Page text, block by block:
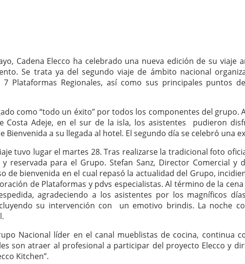
Cadena Elecco ha celebrado una nueva edición de su
Se trata ya del segundo viaje de ámbito nacional
Plataformas Regionales, así como sus principales puntos
como “todo un éxito” por todos los componentes del
Costa Adeje, en el sur de la isla, los asistentes pudieron
Bienvenida a su llegada al hotel. El segundo día se celebró una
tuvo lugar el martes 28. Tras realizarse la tradicional foto
reservada para el Grupo. Stefan Sanz, Director Comercial y
de bienvenida en el cual repasó la actualidad del Grupo,
de Plataformas y pdvs especialistas. Al término de la
agradeciendo a los asistentes por los magníficos
su intervención con un emotivo brindis. La noche
Nacional líder en el canal mueblistas de cocina, continua
son atraer al profesional a participar del proyecto Elecco y
Kitchen”.